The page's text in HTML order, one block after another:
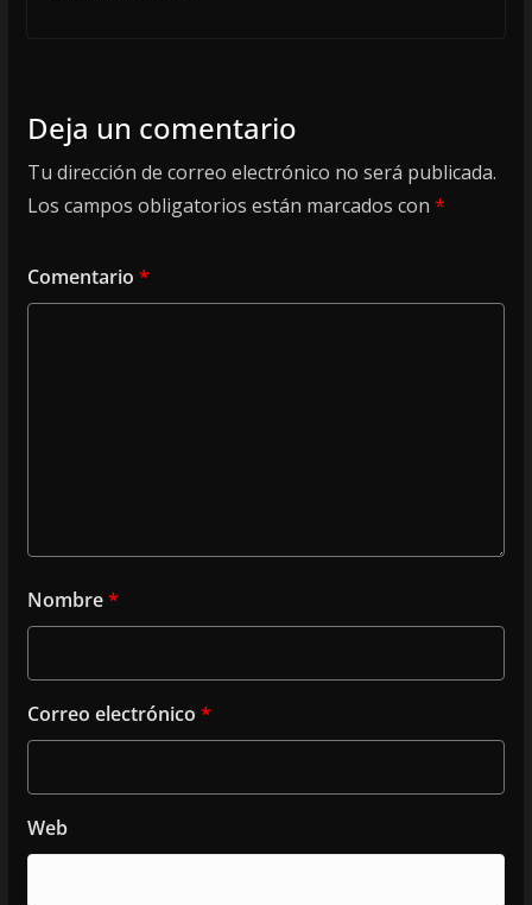
Deja un comentario
Tu dirección de correo electrónico no será publicada.
Los campos obligatorios están marcados con *
Comentario *
Nombre*
Correo electrónico *
Web